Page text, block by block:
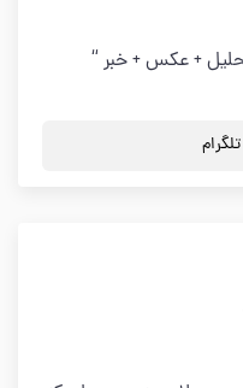
+ عکس + خبر “